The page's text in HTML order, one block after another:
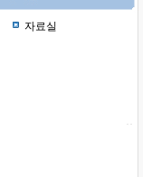
자료실